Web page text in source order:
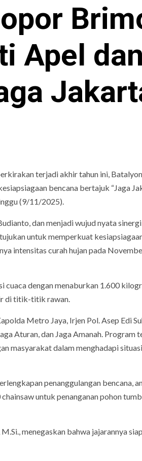
Apel
terjadi akhir tahun ini,
bencana bertajuk “Jaga
(9/11/2025).
dan menjadi wujud nyata
untuk memperkuat
intensitas curah hujan pada
dengan menaburkan 1.600
di titik-titik rawan.
Metro Jaya, Irjen Pol. Asep Edi
Aturan, dan Jaga Amanah. Program
masyarakat dalam menghadapi situasi
penanggulangan bencana,
untuk penanganan pohon
menegaskan bahwa jajarannya